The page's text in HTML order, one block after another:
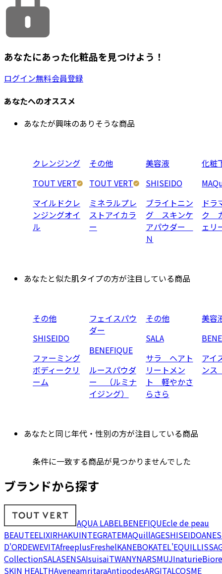
あなたにあった化粧品を見つけよう！
ログイン無料会員登録
あなたへのオススメ
あなたが興味のありそうな商品
クレンジング
TOUT VERT
マイルドクレ
ンジングオイ
ル
その他
TOUT VERT
ミネラルプレ
ストアイカラ
ー
美容液
SHISEIDO
ブライトニン
グ スキンケ
アパウダー
Ｎ
化粧
ドラ
ク
ェ
あなたと似た肌タイプの方が注目している商品
その他
SHISEIDO
ファーミング
ボディークリ
ーム
フェイスパウ
ダー
BENEFIQUE
ルースパウダ
ー （ルミナ
イジング）
その他
SALA
サラ ヘアト
リートメン
ト 軽やかさ
らさら
美容
アイ
ン
あなたと同じ年代・性別の方が注目している商品
条件に一致する商品が見つかりませんでした
ブランドから探す
AQUA LABELBENEFIQUEcle de peau
BEAUTEELIXIRHAKUINTEGRATEMAQuillAGESHISEIDO
D'ORDEWEVITAfreeplusFreshelKANEBOKATEL'EQUIL
CollectionSALASENSAIsuisaiTWANYNARSMUJInaturieBiore
SKIN HEALTHAveneamritaraAntipodesARGITALCOSME